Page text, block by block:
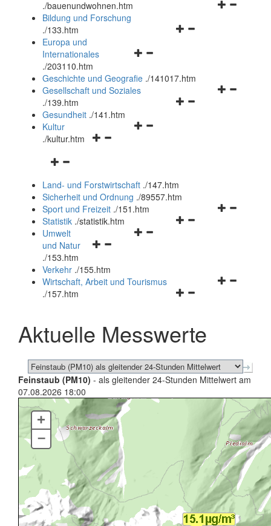
./bauenundwohnen.htm
Navigationsmenü
Bildung und Forschung
./133.htm
Navigationsmenü
und
schließen
Europa und
Internationales
./203110.htm
Geschichte und Geografie ./141017.htm
Navigationsmenü
Gesellschaft und Soziales
./139.htm
Navigationsmenü
Gesundheit ./141.htm
Navigationsmenü
Kultur
./kultur.htm
Navigationsmenü
und
schließen
Land- und Forstwirtschaft ./147.htm
Sicherheit und Ordnung ./89557.htm
Navigationsmenü
Sport und Freizeit ./151.htm
Navigationsmenü
Statistik ./statistik.htm
Navigationsmenü
und
schließen
Umwelt
und Natur
./153.htm
Verkehr ./155.htm
Navigationsmenü
schließen
Wirtschaft, Arbeit und Tourismus
./157.htm
Aktuelle Messwerte
Feinstaub (PM10) - als gleitender 24-Stunden Mittelwert am
07.08.2026 18:00
+
–